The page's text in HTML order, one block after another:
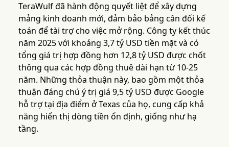
TeraWulf đã hành động quyết liệt để xây dựng
mảng kinh doanh mới, đảm bảo bảng cân đối kế
toán để tài trợ cho việc mở rộng. Công ty kết thúc
năm 2025 với khoảng 3,7 tỷ USD tiền mặt và có
tổng giá trị hợp đồng hơn 12,8 tỷ USD được chốt
thông qua các hợp đồng thuê dài hạn từ 10-25
năm. Những thỏa thuận này, bao gồm một thỏa
thuận đáng chú ý trị giá 9,5 tỷ USD được Google
hỗ trợ tại địa điểm ở Texas của họ, cung cấp khả
năng hiển thị dòng tiền ổn định, giống như hạ
tầng.